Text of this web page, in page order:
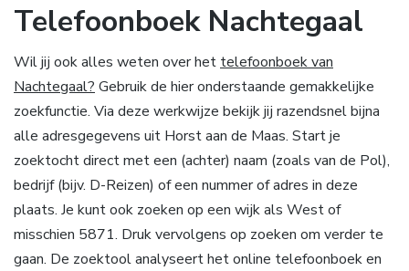
Telefoonboek Nachtegaal
Wil jij ook alles weten over het telefoonboek van
Nachtegaal? Gebruik de hier onderstaande gemakkelijke
zoekfunctie. Via deze werkwijze bekijk jij razendsnel bijna
alle adresgegevens uit Horst aan de Maas. Start je
zoektocht direct met een (achter) naam (zoals van de Pol),
bedrijf (bijv. D-Reizen) of een nummer of adres in deze
plaats. Je kunt ook zoeken op een wijk als West of
misschien 5871. Druk vervolgens op zoeken om verder te
gaan. De zoektool analyseert het online telefoonboek en